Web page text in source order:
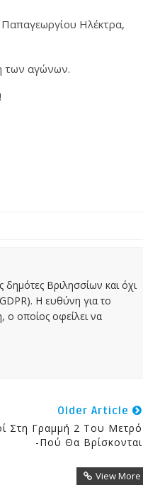
Ηλέκτρα,
των αγώνων.
δημότες Βριλησσίων και όχι
Η ευθύνη για το
ο οποίος οφείλει να
Older Article
Στη Γραμμή 2 Του Μετρό
-Πού Θα Βρίσκονται
View More